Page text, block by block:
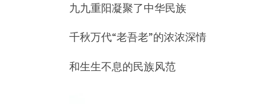
九九重阳凝聚了中华民族
千秋万代“老吾老”的浓浓深情
和生生不息的民族风范